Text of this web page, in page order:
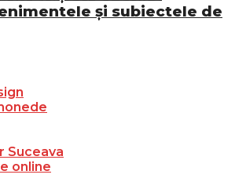
și subiectele de
Suceava
online